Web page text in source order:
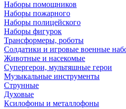
Наборы помощников
Наборы пожарного
Наборы полицейского
Наборы фигурок
Трансформеры, роботы
Солдатики и игровые военные
Животные и насекомые
Супергерои, мультяшные герои
Музыкальные инструменты
Струнные
Духовые
Ксилофоны и металлофоны